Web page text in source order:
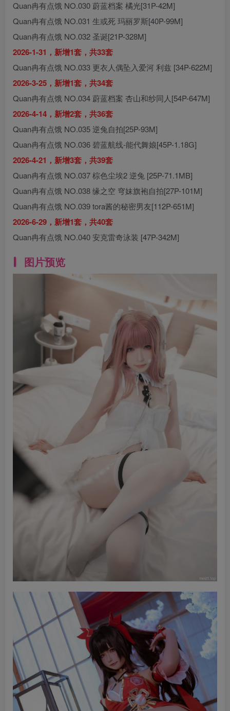
Quan冉有点饿 NO.030 蔚蓝档案 橘光[31P-42M]
Quan冉有点饿 NO.031 生或死 玛丽罗斯[40P-99M]
Quan冉有点饿 NO.032 圣诞[21P-328M]
2026-1-31，新增1套，共33套
Quan冉有点饿 NO.033 更衣人偶坠入爱河 利兹 [34P-622M]
2026-3-25，新增1套，共34套
Quan冉有点饿 NO.034 蔚蓝档案 杏山和纱同人[54P-647M]
2026-4-14，新增2套，共36套
Quan冉有点饿 NO.035 逆兔自拍[25P-93M]
Quan冉有点饿 NO.036 碧蓝航线-能代舞娘[45P-1.18G]
2026-4-21，新增3套，共39套
Quan冉有点饿 NO.037 棕色尘埃2 逆兔 [25P-71.1MB]
Quan冉有点饿 NO.038 缘之空 穹妹旗袍自拍[27P-101M]
Quan冉有点饿 NO.039 tora酱的秘密男友[112P-651M]
2026-6-29，新增1套，共40套
Quan冉有点饿 NO.040 安克雷奇泳装 [47P-342M]
图片预览